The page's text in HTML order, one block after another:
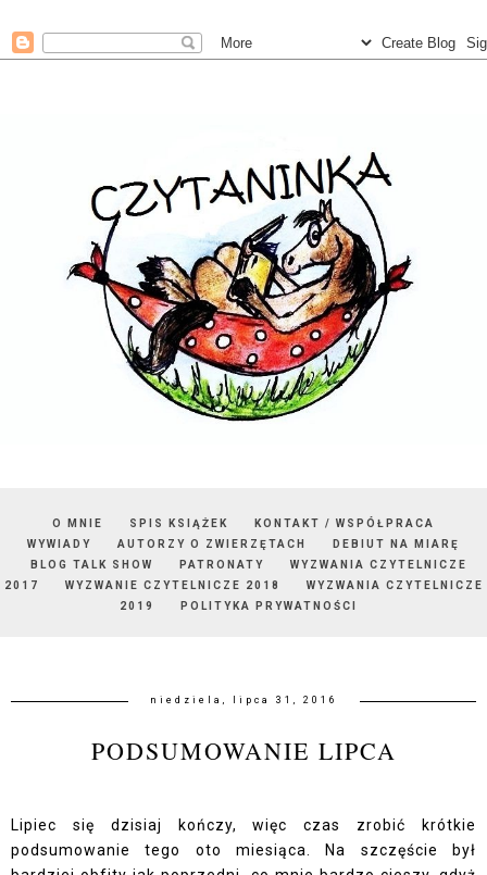
O MNIE SPIS KSIĄŻEK
KONTAKT / WSPÓŁPRACA
WYWIADY
AUTORZY O ZWIERZĘTACH
DEBIUT NA MIARĘ
BLOG TALK SHOW
PATRONATY
WYZWANIA CZYTELNICZE
2017
WYZWANIE CZYTELNICZE 2018
WYZWANIA CZYTELNICZE
2019
POLITYKA PRYWATNOŚCI
niedziela, lipca 31, 2016
PODSUMOWANIE LIPCA
Lipiec się dzisiaj kończy, więc czas zrobić krótkie
podsumowanie tego oto miesiąca. Na szczęście był